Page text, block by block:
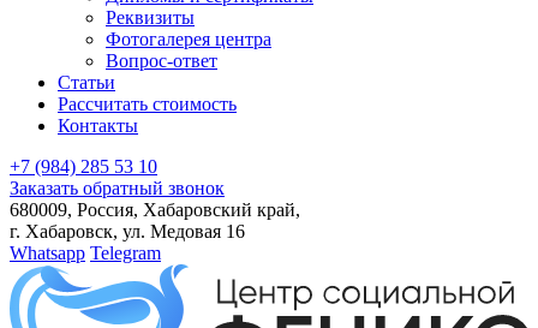
Реквизиты
Фотогалерея центра
Вопрос-ответ
Статьи
Рассчитать стоимость
Контакты
+7 (984) 285 53 10
Заказать обратный звонок
680009, Россия, Хабаровский край,
г. Хабаровск, ул. Медовая 16
Whatsapp Telegram